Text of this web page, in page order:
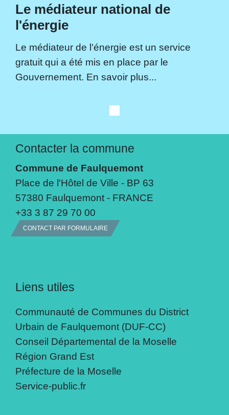
Le médiateur national de
l'énergie
Le médiateur de l'énergie est un service
gratuit qui a été mis en place par le
Gouvernement. En savoir plus...
Contacter la commune
Commune de Faulquemont
Place de l'Hôtel de Ville - BP 63
57380 Faulquemont - FRANCE
+33 3 87 29 70 00
CONTACT PAR FORMULAIRE
Liens utiles
Communauté de Communes du District
Urbain de Faulquemont (DUF-CC)
Conseil Départemental de la Moselle
Région Grand Est
Préfecture de la Moselle
Service-public.fr